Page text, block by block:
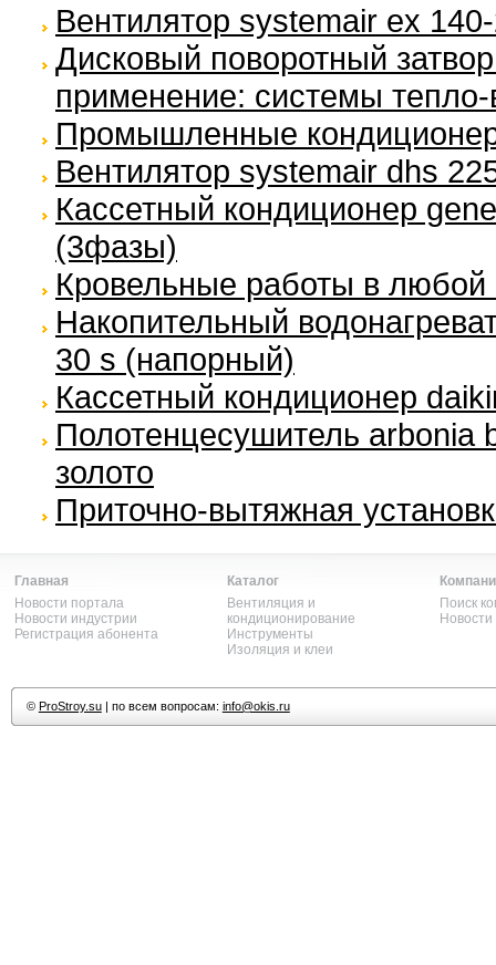
Вентилятор systemair ex
Дисковый поворотный
применение: системы
Промышленные
Вентилятор systemair dhs
Кассетный кондиционер
(3фазы)
Кровельные работы в любой
Накопительный
30 s (напорный)
Кассетный кондиционер
Полотенцесушитель arbonia
золото
Приточно-вытяжная
Главная
Новости портала
Новости индустрии
Регистрация абонента
Каталог
Вентиляция и
кондиционирование
Инструменты
Изоляция и клеи
Поиск
© ProStroy.su| по всем вопросам: info@okis.ru